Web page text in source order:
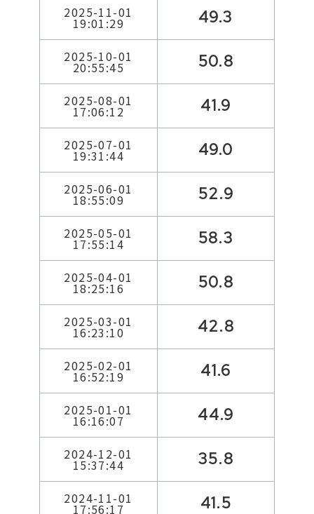
2025-11-01
19:01:29 49.3
2025-10-01
20:55:45 50.8
2025-08-01
17:06:12 41.9
2025-07-01
19:31:44 49.0
2025-06-01
18:55:09 52.9
2025-05-01
17:55:14 58.3
2025-04-01
18:25:16 50.8
2025-03-01
16:23:10 42.8
2025-02-01
16:52:19 41.6
2025-01-01
16:16:07 44.9
2024-12-01
15:37:44 35.8
2024-11-01
17:56:17 41.5